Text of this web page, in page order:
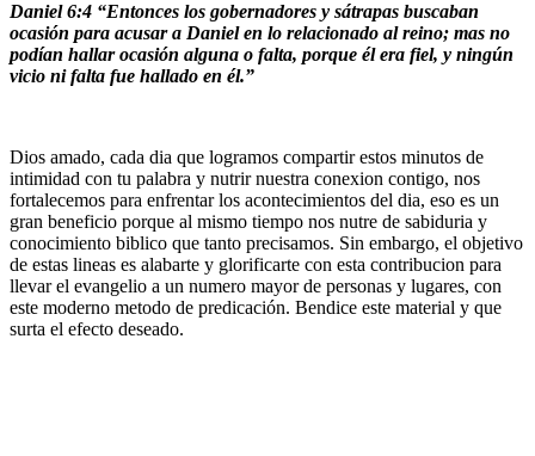
Daniel 6:4 “Entonces los gobernadores y sátrapas buscaban
ocasión para acusar a Daniel en lo relacionado al reino; mas no
podían hallar ocasión alguna o falta, porque él era fiel, y ningún
vicio ni falta fue hallado en él.”
Dios amado, cada dia que logramos compartir estos minutos de
intimidad con tu palabra y nutrir nuestra conexion contigo, nos
fortalecemos para enfrentar los acontecimientos del dia, eso es un
gran beneficio porque al mismo tiempo nos nutre de sabiduria y
conocimiento biblico que tanto precisamos. Sin embargo, el objetivo
de estas lineas es alabarte y glorificarte con esta contribucion para
llevar el evangelio a un numero mayor de personas y lugares, con
este moderno metodo de predicación. Bendice este material y que
surta el efecto deseado.